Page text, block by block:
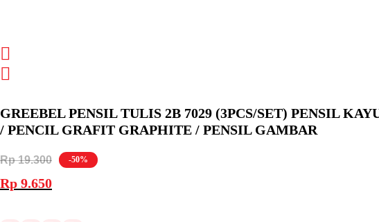
GREEBEL PENSIL TULIS 2B 7029 (3PCS/SET) PENSIL
/ PENCIL GRAFIT GRAPHITE / PENSIL GAMBAR
-50%
Rp19.300
Harga
aslinya
Rp 9.650Harga
saat